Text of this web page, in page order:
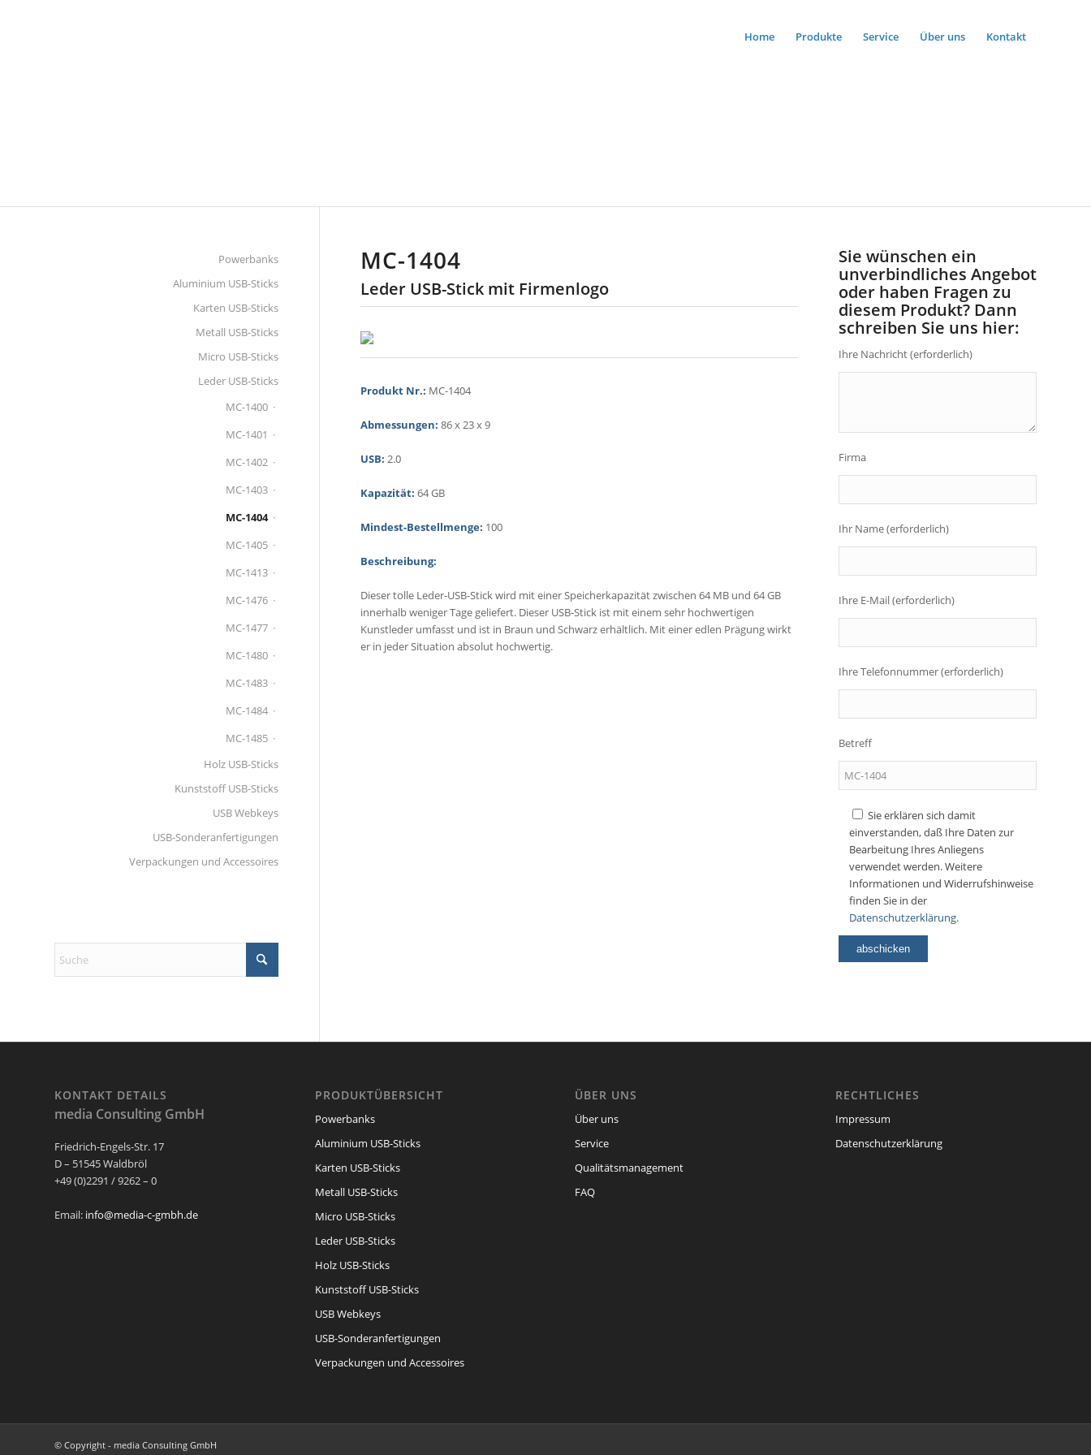
Home Produkte Service Über uns Kontakt
MC-1404
Leder USB-Stick mit Firmenlogo
Produkt Nr.: MC-1404
Abmessungen: 86 x 23 x 9
USB: 2.0
Kapazität: 64 GB
Mindest-Bestellmenge: 100
Beschreibung:
Dieser tolle Leder-USB-Stick wird mit einer Speicherkapazität zwischen 64 MB und 64 GB
innerhalb weniger Tage geliefert. Dieser USB-Stick ist mit einem sehr hochwertigen
Kunstleder umfasst und ist in Braun und Schwarz erhältlich. Mit einer edlen Prägung wirkt
er in jeder Situation absolut hochwertig.
Sie wünschen ein
unverbindliches Angebot
oder haben Fragen zu
diesem Produkt? Dann
schreiben Sie uns hier:
Ihre Nachricht (erforderlich)
Firma
Ihr Name (erforderlich)
Ihre E-Mail (erforderlich)
Ihre Telefonnummer (erforderlich)
Betreff
Sie erklären sich damit
einverstanden, daß Ihre Daten zur
Bearbeitung Ihres Anliegens
verwendet werden. Weitere
Informationen und Widerrufshinweise
finden Sie in der
Datenschutzerklärung.
Powerbanks
Aluminium USB-Sticks
Karten USB-Sticks
Metall USB-Sticks
Micro USB-Sticks
Leder USB-Sticks
MC-1400
MC-1401
MC-1402
MC-1403
MC-1404
MC-1405
MC-1413
MC-1476
MC-1477
MC-1480
MC-1483
MC-1484
MC-1485
Holz USB-Sticks
Kunststoff USB-Sticks
USB Webkeys
USB-Sonderanfertigungen
Verpackungen und Accessoires
KONTAKT DETAILS
media Consulting GmbH
Friedrich-Engels-Str. 17
D – 51545 Waldbröl
+49 (0)2291 / 9262 – 0
Email: info@media-c-gmbh.de
PRODUKTÜBERSICHT
Powerbanks
Aluminium USB-Sticks
Karten USB-Sticks
Metall USB-Sticks
Micro USB-Sticks
Leder USB-Sticks
Holz USB-Sticks
Kunststoff USB-Sticks
USB Webkeys
USB-Sonderanfertigungen
Verpackungen und Accessoires
ÜBER UNS
Über uns
Service
Qualitätsmanagement
FAQ
RECHTLICHES
Impressum
Datenschutzerklärung
© Copyright - media Consulting GmbH